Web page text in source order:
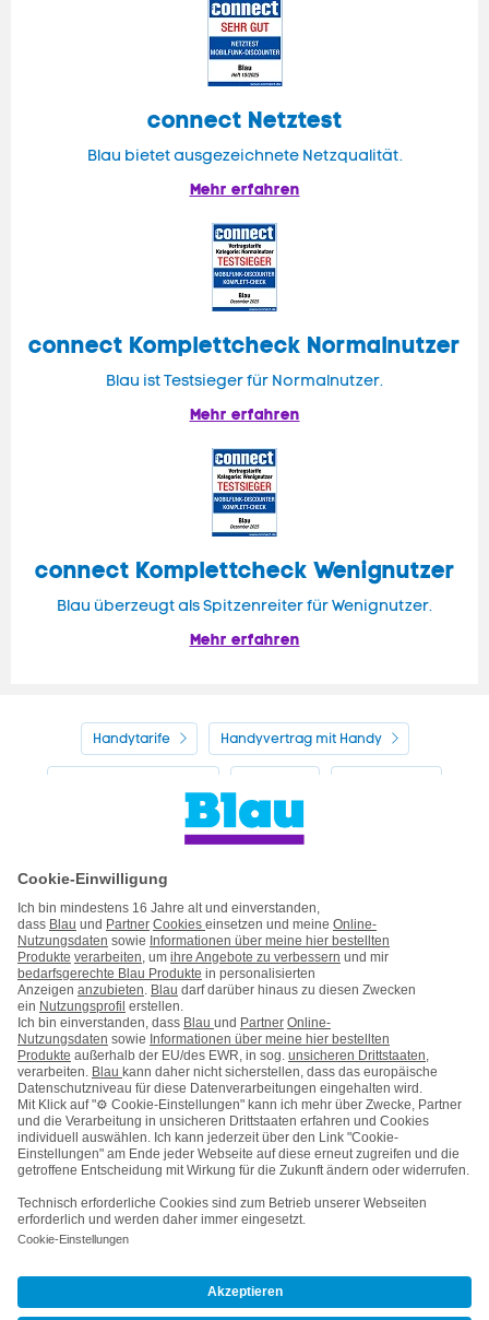
connect Netztest
Blau bietet ausgezeichnete Netzqualität.
Mehr erfahren
connect Komplettcheck Normalnutzer
Blau ist Testsieger für Normalnutzer.
Mehr erfahren
connect Komplettcheck Wenignutzer
Blau überzeugt als Spitzenreiter für Wenignutzer.
Mehr erfahren
Handytarife Handyvertrag mit Handy
Handyvertrag ohne Handy
Kontakt Impressum AGB & Pflichtinformationen
Hinweise ElektroG/BattG Datenschutz
Barrierefreiheit Karriere Cookie-Einstellungen
Kooperations- & Werbepartner Vertrag widerrufen
Vertrag kündigen
Nach oben
© Telefónica Germany GmbH & Co. OHG